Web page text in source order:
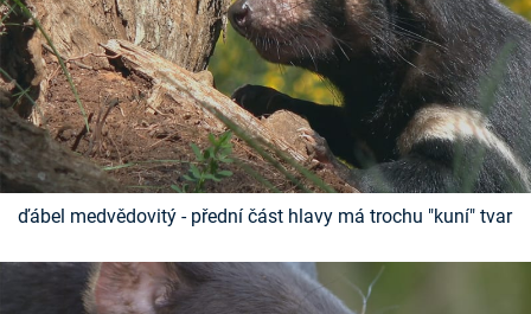
ďábel medvědovitý - přední část hlavy má trochu "kuní" tvar